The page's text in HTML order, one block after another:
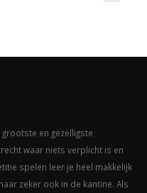
en gezelligste
waar niets verplicht is en
spelen leer je heel makkelijk
zeker ook in de kantine. Als